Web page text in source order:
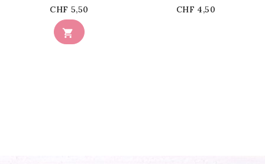

Price
CHF 5,50
Price
CHF 4,50